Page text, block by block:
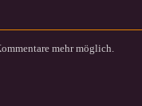
mehr möglich.